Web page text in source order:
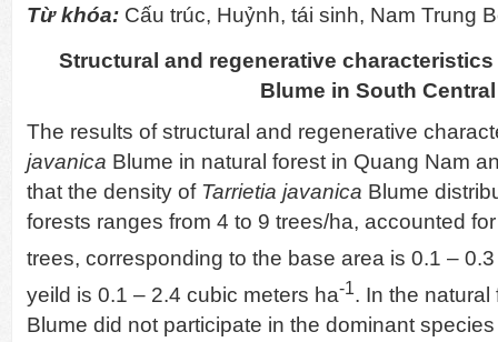
Từ khóa: Cấu trúc, Huỷnh, tái sinh, Nam Trung
Structural and regenerative
Blume in South Central
The results of structural and regenerative
javanica Blume in natural forest in Quang Nam
that the density of Tarrietia javanica Blume
forests ranges from 4 to 9 trees/ha, accounted
trees, corresponding to the base area is 0.1 –
yeild is 0.1 – 2.4 cubic meters ha-1. In the
Blume did not participate in the dominant